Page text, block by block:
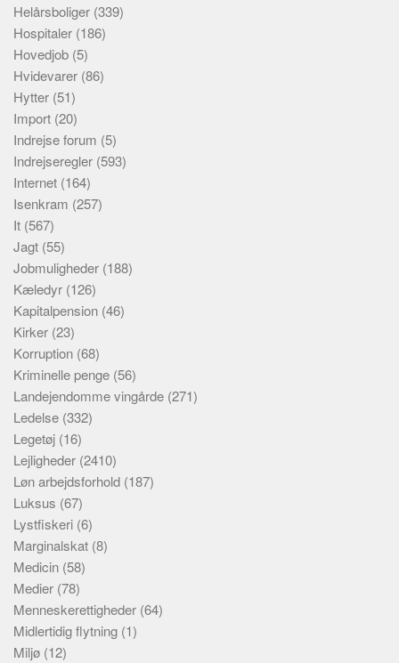
Helårsboliger (339)
Hospitaler (186)
Hovedjob (5)
Hvidevarer (86)
Hytter (51)
Import (20)
Indrejse forum (5)
Indrejseregler (593)
Internet (164)
Isenkram (257)
It (567)
Jagt (55)
Jobmuligheder (188)
Kæledyr (126)
Kapitalpension (46)
Kirker (23)
Korruption (68)
Kriminelle penge (56)
Landejendomme vingårde (271)
Ledelse (332)
Legetøj (16)
Lejligheder (2410)
Løn arbejdsforhold (187)
Luksus (67)
Lystfiskeri (6)
Marginalskat (8)
Medicin (58)
Medier (78)
Menneskerettigheder (64)
Midlertidig flytning (1)
Miljø (12)